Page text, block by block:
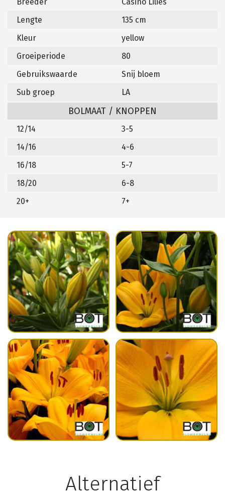
Lengte
135 cm
Kleur
yellow
Groeiperiode
80
Gebruikswaarde
Snij bloem
Sub groep
LA
BOLMAAT / KNOPPEN
12/14
3-5
14/16
4-6
16/18
5-7
18/20
6-8
20+
7+
Alternatief